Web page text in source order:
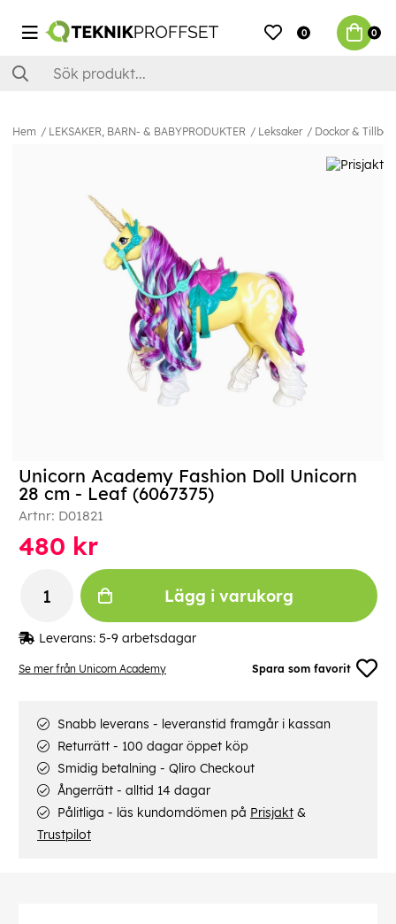
0 0
Hem LEKSAKER, BARN- & BABYPRODUKTER Leksaker Dockor &
Se mer från Unicorn Academy Spara som favorit
Unicorn Academy Fashion Doll Unicorn
28 cm - Leaf (6067375)
Artnr: D01821
480 kr
Lägg i varukorg
Leverans: 5-9 arbetsdagar
Snabb leverans - leveranstid framgår i kassan
Returrätt - 100 dagar öppet köp
Smidig betalning - Qliro Checkout
Ångerrätt - alltid 14 dagar
Pålitliga - läs kundomdömen på Prisjakt &
Trustpilot